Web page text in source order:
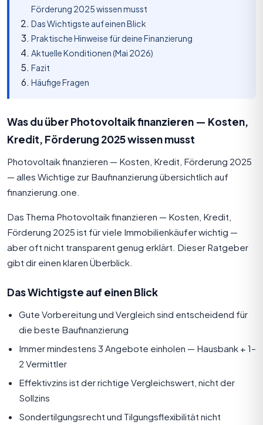
Förderung 2025 wissen musst
Das Wichtigste auf einen Blick
Praktische Hinweise für deine Finanzierung
Aktuelle Konditionen (Mai 2026)
Fazit
Häufige Fragen
Was du über Photovoltaik finanzieren — Kosten,
Kredit, Förderung 2025 wissen musst
Photovoltaik finanzieren — Kosten, Kredit, Förderung 2025
— alles Wichtige zur Baufinanzierung übersichtlich auf
finanzierung.one.
Das Thema Photovoltaik finanzieren — Kosten, Kredit,
Förderung 2025 ist für viele Immobilienkäufer wichtig —
aber oft nicht transparent genug erklärt. Dieser Ratgeber
gibt dir einen klaren Überblick.
Das Wichtigste auf einen Blick
Gute Vorbereitung und Vergleich sind entscheidend für
die beste Baufinanzierung
Immer mindestens 3 Angebote einholen — Hausbank + 1–
2 Vermittler
Effektivzins ist der richtige Vergleichswert, nicht der
Sollzins
Sondertilgungsrecht und Tilgungsflexibilität nicht